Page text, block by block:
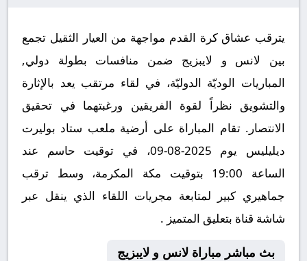
يترقب عشاق كرة القدم مواجهة من العيار الثقيل تجمع
بين لانس و لايبزيج ضمن منافسات بطولة دولي,
المباريات الوديّة الدوليّة، في لقاء مرتقب يعد بالإثارة
والتشويق نظراً لقوة الفريقين ورغبتهما في تحقيق
الانتصار. تقام المباراة على أرضية ملعب ستاد بوليرت
ديليليس يوم 2025-08-09، في توقيت حاسم عند
الساعة 19:00 بتوقيت مكة المكرمة، وسط ترقب
جماهيري كبير لمتابعة مجريات اللقاء الذي ينقل عبر
شاشة قناة بتعليق المتميز .
بث مباشر مباراة لانس و لايبزيج